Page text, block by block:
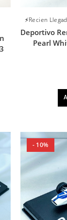
⚡Recien
Deportivo
Pearl
- 10%